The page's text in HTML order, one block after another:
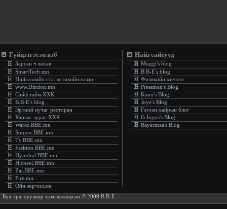
Гүйцэтгэсэн вэб
Зарсан ч яахав
SmartTech.mn
Нийслэлийн статистикийн газар
www.Dindon.mn
Сэйф тайм ХХК
B.B-E's blog
Эртний нутаг ресторан
Каркас зураг ХХК
Warez.BBE.mn
Sonjoo.BBE.mn
Tv.BBE.mn
Fashion.BBE.mn
Hymdral.BBE.mn
Hicheel.BBE.mn
Zar.BBE.mn
Fire.mn
Ойн зөрчил.мн
Найз сайтууд
Muggi's blog
B.B-E's blog
Физикийн хичээл
Pressman's Blog
Kanu's Blog
Juye's Blog
Гэгээн хайрын блог
G-logus's Blog
Bayarmaa's Blog
Бүх эрх хуулиар хамгаалагдсан © 2009 B.B-E